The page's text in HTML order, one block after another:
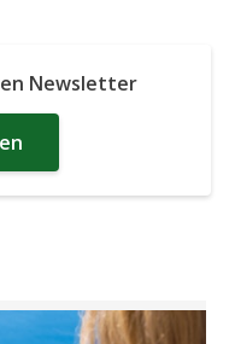
Newsletter